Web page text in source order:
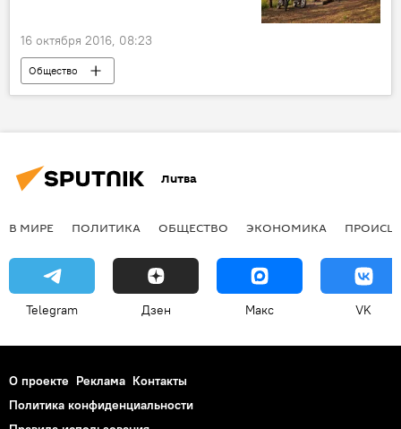
16 октября 2016, 08:23
Общество
Литва
В МИРЕ ПОЛИТИКА ОБЩЕСТВО ЭКОНОМИКА
Telegram Дзен Макс VK
О проекте Реклама Контакты
Политика конфиденциальности